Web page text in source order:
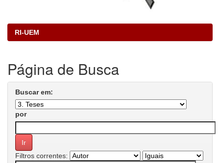
RI-UEM
Página de Busca
Buscar em:
por
Filtros correntes: